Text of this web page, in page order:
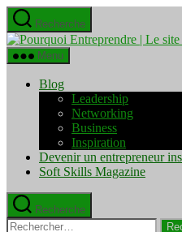
Aller
au
contenu
Recherche
Menu
Blog
Leadership
Networking
Business
Inspiration
Devenir un entrepreneur
Soft Skills Magazine
Recherche
Rechercher :